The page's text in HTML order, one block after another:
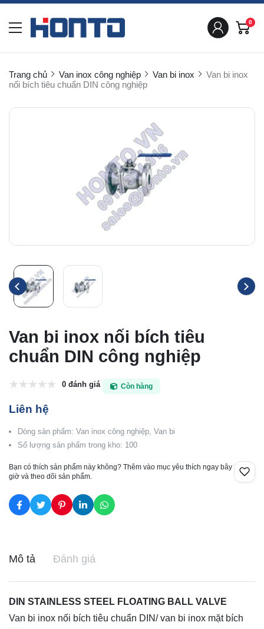
0
Trang chủ Van inox công nghiệp Van bi inox
Van bi inox
nối bích tiêu chuẩn DIN công nghiệp
Van bi inox nối bích tiêu
chuẩn DIN công nghiệp
0 đánh giá Còn hàng
Liên hệ
Dòng sản phẩm: Van inox công nghiệp, Van bi
Số lượng sản phẩm trong kho: 100
Bạn có thích sản phẩm này không? Thêm vào mục yêu thích ngay bây
giờ và theo dõi sản phẩm.
Mô tả Đánh giá
DIN STAINLESS STEEL FLOATING BALL VALVE
Van bi inox nối bích tiêu chuẩn DIN/ van bi inox mặt bích